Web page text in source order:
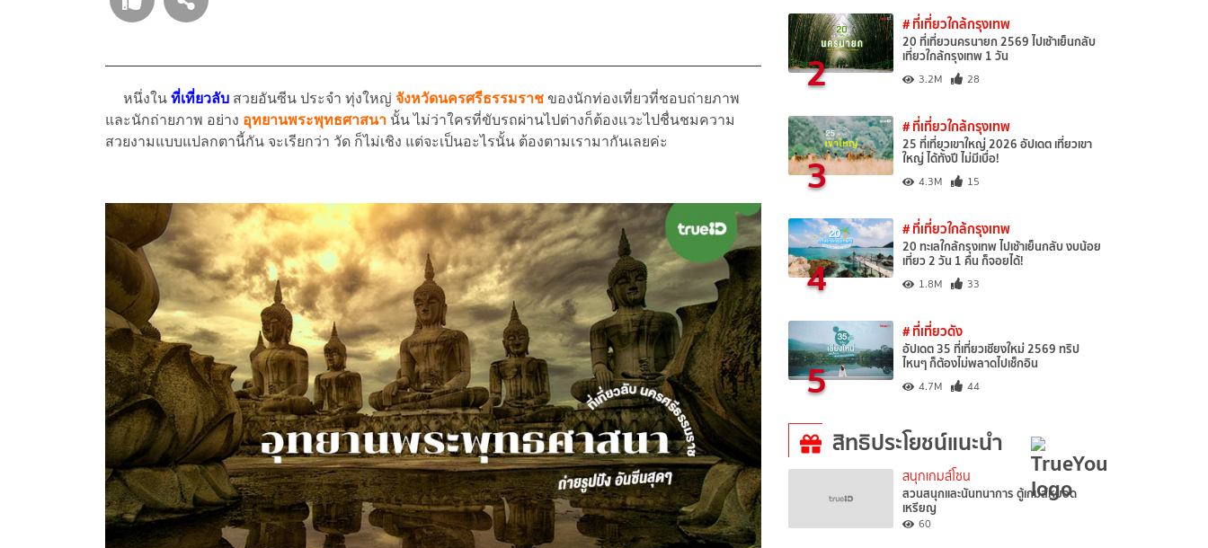
หนึ่งใน ที่เที่ยวลับ สวยอันซีน ประจำ ทุ่งใหญ่ จังหวัดนครศรีธรรมราช ของนักท่องเที่ยวที่ชอบถ่ายภาพ
และนักถ่ายภาพ อย่าง อุทยานพระพุทธศาสนา นั้น ไม่ว่าใครที่ขับรถผ่านไปต่างก็ต้องแวะไปชื่นชมความ
สวยงามแบบแปลกตานี้กัน จะเรียกว่า วัด ก็ไม่เชิง แต่จะเป็นอะไรนั้น ต้องตามเรามากันเลยค่ะ
2
# ที่เที่ยวใกล้กรุงเทพ
20 ที่เที่ยวนครนายก 2569 ไปเช้าเย็นกลับ
เที่ยวใกล้กรุงเทพ 1 วัน
3.2M 28
3
# ที่เที่ยวใกล้กรุงเทพ
25 ที่เที่ยวเขาใหญ่ 2026 อัปเดต เที่ยวเขา
ใหญ่ ได้ทั้งปี ไม่มีเบื่อ!
4.3M 15
4
# ที่เที่ยวใกล้กรุงเทพ
20 ทะเลใกล้กรุงเทพ ไปเช้าเย็นกลับ งบน้อย
เที่ยว 2 วัน 1 คืน ก็จอยได้!
1.8M 33
5
# ที่เที่ยวดัง
อัปเดต 35 ที่เที่ยวเชียงใหม่ 2569 ทริป
ไหนๆ ก็ต้องไม่พลาดไปเช็กอิน
4.7M 44
สิทธิประโยชน์แนะนำ
สนุกเกมส์โซน
สวนสนุกและนันทนาการ ตู้เกมส์หยอด
เหรียญ
60